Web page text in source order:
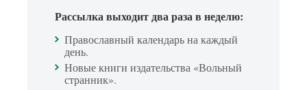
Рассылка выходит два раза в неделю:
Православный календарь на каждый
день.
Новые книги издательства «Вольный
странник».